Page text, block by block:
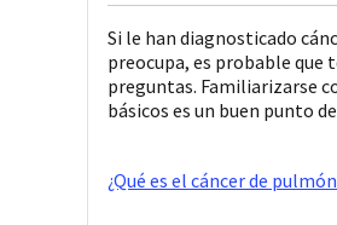
Si le han diagnosticado
preocupa, es probable que
preguntas. Familiarizarse
básicos es un buen punto
¿Qué es el cáncer de